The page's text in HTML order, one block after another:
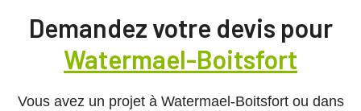
Demandez votre devis pour
Watermael-Boitsfort
Vous avez un projet à Watermael-Boitsfort ou dans